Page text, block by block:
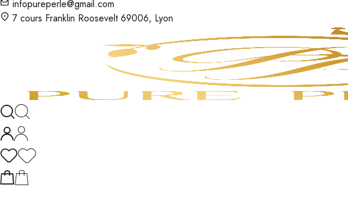
infopureperle@gmail.com
7 cours Franklin Roosevelt 69006, Lyon